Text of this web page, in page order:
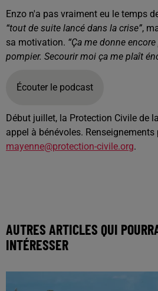
Enzo n'a pas vraiment eu le temps
“tout de suite lancé dans la crise”,
sa motivation. “Ça me donne
pompier. Secourir moi ça me plaît
Écouter le podcast
Début juillet, la Protection Civile de
appel à bénévoles. Renseignements
mayenne@protection-civile.org.
AUTRES ARTICLES QUI
INTÉRESSER